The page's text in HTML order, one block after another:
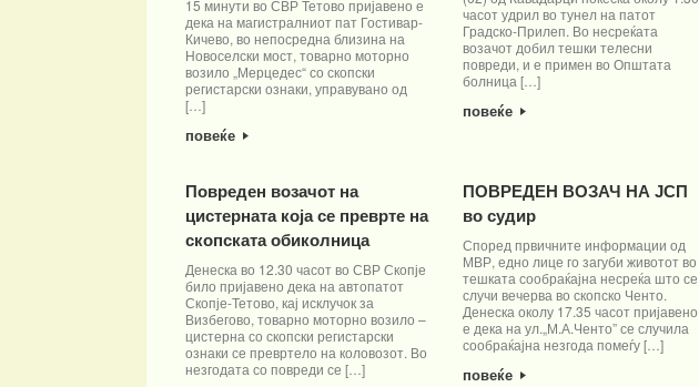
15 минути во СВР Тетово пријавено е
дека на магистралниот пат Гостивар-
Кичево, во непосредна близина на
Новоселски мост, товарно моторно
возило „Мерцедес“ со скопски
регистарски ознаки, управувано од
[…]
повеќе
часот удрил во тунел на патот
Градско-Прилеп. Во несреќата
возачот добил тешки телесни
повреди, и е примен во Општата
болница […]
повеќе
Повреден возачот на
цистерната која се преврте на
скопската обиколница
Денеска во 12.30 часот во СВР Скопје
било пријавено дека на автопатот
Скопје-Тетово, кај исклучок за
Визбегово, товарно моторно возило –
цистерна со скопски регистарски
ознаки се превртело на коловозот. Во
незгодата со повреди се […]
ПОВРЕДЕН ВОЗАЧ НА ЈСП
во судир
Според првичните информации од
МВР, едно лице го загуби животот во
тешката сообраќајна несреќа што се
случи вечерва во скопско Ченто.
Денеска околу 17.35 часот пријавено
е дека на ул.„М.А.Ченто” се случила
сообраќајна незгода помеѓу […]
повеќе